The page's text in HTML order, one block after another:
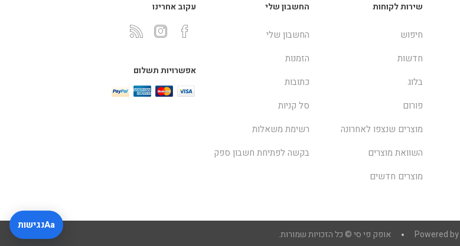
שירות לקוחות
חיפוש
חדשות
בלוג
פורום
מוצרים שנצפו לאחרונה
השוואת מוצרים
מוצרים חדשים
החשבון שלי
החשבון שלי
הזמנות
כתובות
סל קניות
רשימת משאלות
בקשה לפתיחת חשבון ספק
עקוב אחרינו
אפשרויות תשלום
Powered by אופק פי סי © כל הזכויות שמורות.
Aaנגישות